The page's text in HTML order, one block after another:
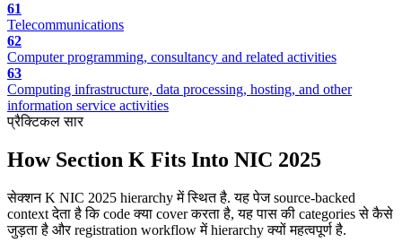
61
Telecommunications
62
Computer programming, consultancy and related activities
63
Computing infrastructure, data processing, hosting, and other
information service activities
प्रैक्टिकल सार
How Section K Fits Into NIC 2025
सेक्शन K NIC 2025 hierarchy में स्थित है. यह पेज source-backed
context देता है कि code क्या cover करता है, यह पास की categories से कैसे
जुड़ता है और registration workflow में hierarchy क्यों महत्वपूर्ण है.